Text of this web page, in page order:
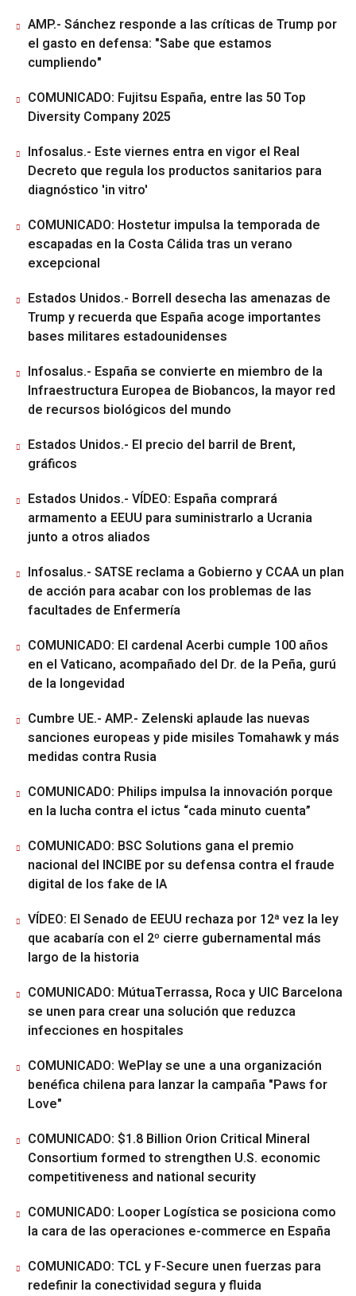
AMP.- Sánchez responde a las críticas de Trump por
el gasto en defensa: "Sabe que estamos
cumpliendo"
COMUNICADO: Fujitsu España, entre las 50 Top
Diversity Company 2025
Infosalus.- Este viernes entra en vigor el Real
Decreto que regula los productos sanitarios para
diagnóstico 'in vitro'
COMUNICADO: Hostetur impulsa la temporada de
escapadas en la Costa Cálida tras un verano
excepcional
Estados Unidos.- Borrell desecha las amenazas de
Trump y recuerda que España acoge importantes
bases militares estadounidenses
Infosalus.- España se convierte en miembro de la
Infraestructura Europea de Biobancos, la mayor red
de recursos biológicos del mundo
Estados Unidos.- El precio del barril de Brent,
gráficos
Estados Unidos.- VÍDEO: España comprará
armamento a EEUU para suministrarlo a Ucrania
junto a otros aliados
Infosalus.- SATSE reclama a Gobierno y CCAA un plan
de acción para acabar con los problemas de las
facultades de Enfermería
COMUNICADO: El cardenal Acerbi cumple 100 años
en el Vaticano, acompañado del Dr. de la Peña, gurú
de la longevidad
Cumbre UE.- AMP.- Zelenski aplaude las nuevas
sanciones europeas y pide misiles Tomahawk y más
medidas contra Rusia
COMUNICADO: Philips impulsa la innovación porque
en la lucha contra el ictus “cada minuto cuenta”
COMUNICADO: BSC Solutions gana el premio
nacional del INCIBE por su defensa contra el fraude
digital de los fake de IA
VÍDEO: El Senado de EEUU rechaza por 12ª vez la ley
que acabaría con el 2º cierre gubernamental más
largo de la historia
COMUNICADO: MútuaTerrassa, Roca y UIC Barcelona
se unen para crear una solución que reduzca
infecciones en hospitales
COMUNICADO: WePlay se une a una organización
benéfica chilena para lanzar la campaña "Paws for
Love"
COMUNICADO: $1.8 Billion Orion Critical Mineral
Consortium formed to strengthen U.S. economic
competitiveness and national security
COMUNICADO: Looper Logística se posiciona como
la cara de las operaciones e-commerce en España
COMUNICADO: TCL y F-Secure unen fuerzas para
redefinir la conectividad segura y fluida